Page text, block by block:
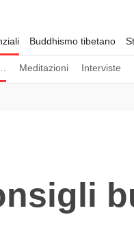
Meditazioni Interviste
Buddhismo tibetano